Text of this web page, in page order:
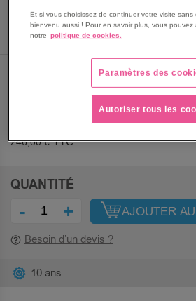
205,00 €
246,00 €
QUANTITÉ
- + AJOUTER
Besoin d’un devis ?
10 ans
Et si vous choisissez de continuer votre visite sans
bienvenu aussi ! Pour en savoir plus, vous pouvez
notre politique de cookies.
Paramètres des
Autoriser tous les